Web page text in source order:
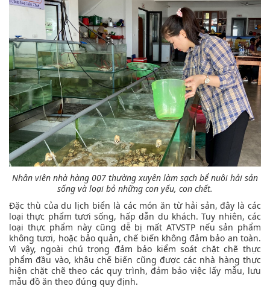
Nhân viên nhà hàng 007 thường xuyên làm sạch bể nuôi hải sản
sống và loại bỏ những con yếu, con chết.
Đặc thù của du lịch biển là các món ăn từ hải sản, đây là các
loại thực phẩm tươi sống, hấp dẫn du khách. Tuy nhiên, các
loại thực phẩm này cũng dễ bị mất ATVSTP nếu sản phẩm
không tươi, hoặc bảo quản, chế biến không đảm bảo an toàn.
Vì vậy, ngoài chú trọng đảm bảo kiểm soát chặt chẽ thực
phẩm đầu vào, khâu chế biến cũng được các nhà hàng thực
hiện chặt chẽ theo các quy trình, đảm bảo việc lấy mẫu, lưu
mẫu đồ ăn theo đúng quy định.